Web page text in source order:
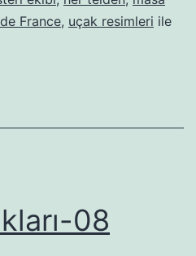
France, uçak resimleri ile
08